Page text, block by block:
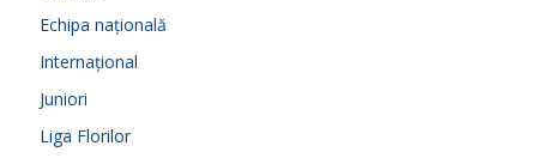
Echipa națională
Internațional
Juniori
Liga Florilor